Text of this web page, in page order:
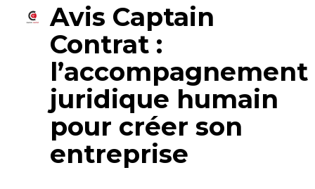
Avis Captain
Contrat :
l’accompagnement
juridique humain
pour créer son
entreprise